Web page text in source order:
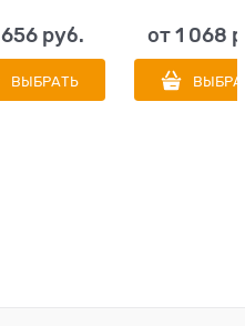
656 руб.
ВЫБРАТЬ
CAT Adult
Herring
от 1 068